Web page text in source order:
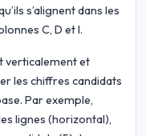
s’alignent dans les
C, D et I.
verticalement et
les chiffres candidats
Par exemple,
lignes (horizontal),